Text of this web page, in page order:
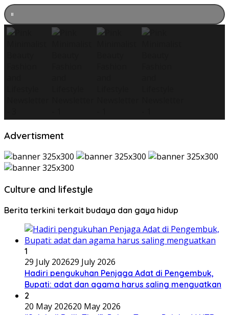
Advertisment
Culture and lifestyle
Berita terkini terkait budaya dan gaya hidup
1
29 July 202629 July 2026
Hadiri pengukuhan Penjaga Adat di Pengembuk,
Bupati: adat dan agama harus saling menguatkan
2
20 May 202620 May 2026